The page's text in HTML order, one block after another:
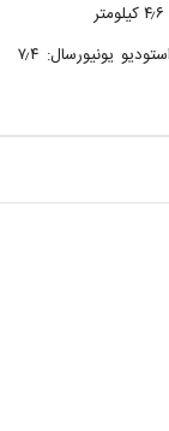
فاصله هتل سوئیس اوتل استمفورد تا پارک تفریحی استودیو یونیورسال: ۷٫۴